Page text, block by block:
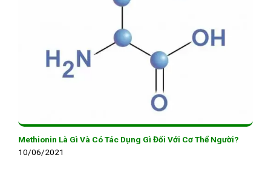
Methionin Là Gì Và Có Tác Dụng Gì Đối Với Cơ Thể Người?
10/06/2021